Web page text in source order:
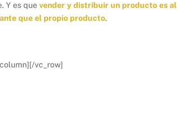
Y es que vender y distribuir un producto es al
que el propio producto.
vc_row]